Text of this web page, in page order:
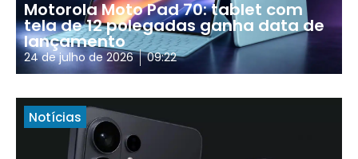
Motorola Moto Pad 70: tablet com
tela de 12 polegadas ganha data de
lançamento
24 de julho de 2026 09:22
Notícias